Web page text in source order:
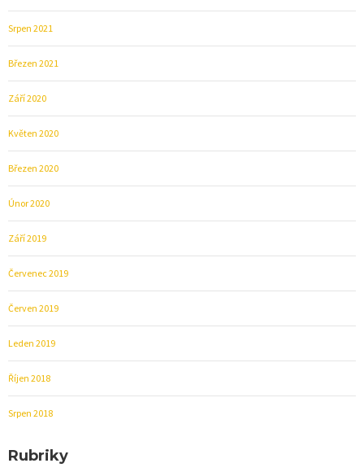
Srpen 2021
Březen 2021
Září 2020
Květen 2020
Březen 2020
Únor 2020
Září 2019
Červenec 2019
Červen 2019
Leden 2019
Říjen 2018
Srpen 2018
Rubriky